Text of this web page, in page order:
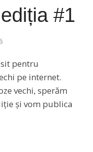
#1
pentru
pe internet.
vechi, sperăm
și vom publica